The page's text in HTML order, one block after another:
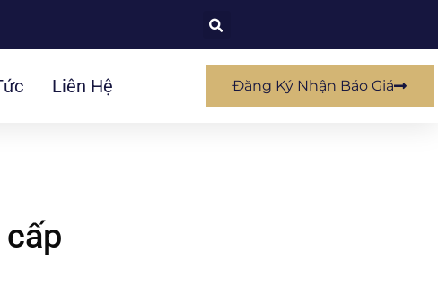
Liên Hệ Đăng Ký Nhận Báo Giá